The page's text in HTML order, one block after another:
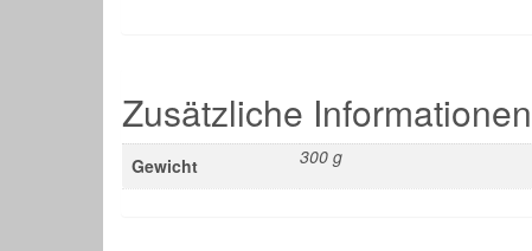
Zusätzliche Informationen
Gewicht 300 g